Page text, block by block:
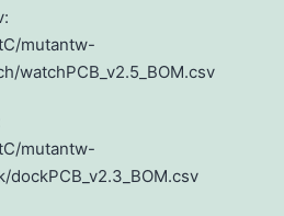
mutantw-
watchPCB_v2.5_BOM.csv
mutantw-